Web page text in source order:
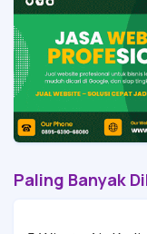
Paling Banyak